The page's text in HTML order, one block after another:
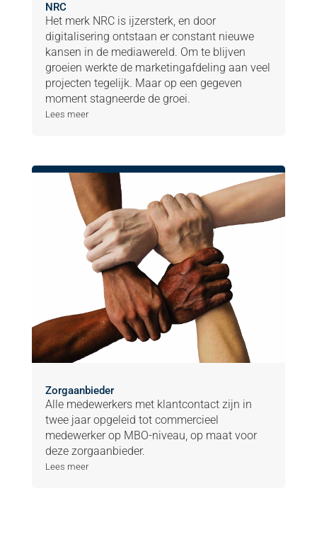
NRC
Het merk NRC is ijzersterk, en door
digitalisering ontstaan er constant nieuwe
kansen in de mediawereld. Om te blijven
groeien werkte de marketingafdeling aan veel
projecten tegelijk. Maar op een gegeven
moment stagneerde de groei.
Lees meer
Zorgaanbieder
Alle medewerkers met klantcontact zijn in
twee jaar opgeleid tot commercieel
medewerker op MBO-niveau, op maat voor
deze zorgaanbieder.
Lees meer